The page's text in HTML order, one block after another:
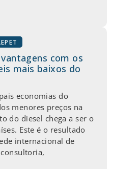
com os
mais baixos do
economias do
menores preços na
do diesel chega a ser o
Este é o resultado
internacional de